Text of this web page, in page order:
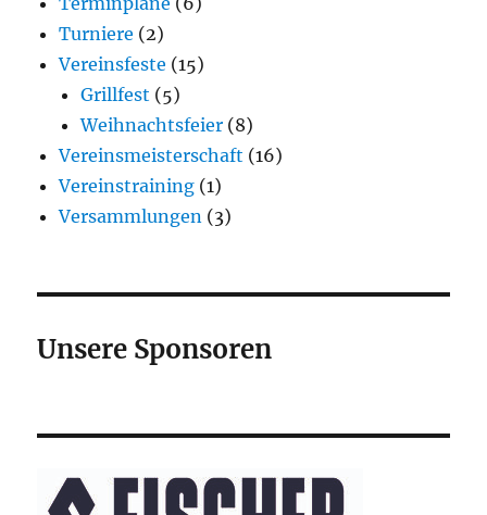
Turniere (2)
Vereinsfeste (15)
Grillfest (5)
Weihnachtsfeier (8)
Vereinsmeisterschaft (16)
Vereinstraining (1)
Versammlungen (3)
Unsere Sponsoren